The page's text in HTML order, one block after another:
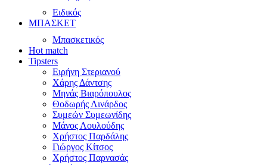
Ειδικός
ΜΠΑΣΚΕΤ
Μπασκετικός
Hot match
Tipsters
Ειρήνη Στεριανού
Χάρης Δάντσης
Μηνάς Βιαρόπουλος
Θοδωρής Λινάρδος
Συμεών Συμεωνίδης
Μάνος Λουλούδης
Χρήστος Παρδάλης
Γιώργος Κίτσος
Χρήστος Παρνασάς